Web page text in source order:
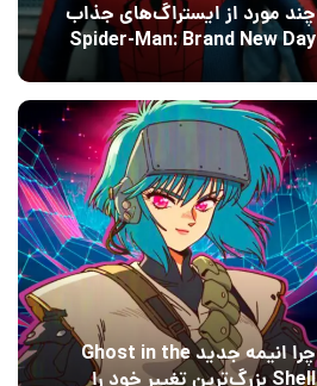
چند مورد از ایستراگ‌های جذاب
Spider-Man: Brand New Day
فاش شدند
۰
چرا انیمه جدید Ghost in the
Shell بزرگ‌ترین تغییر خود را